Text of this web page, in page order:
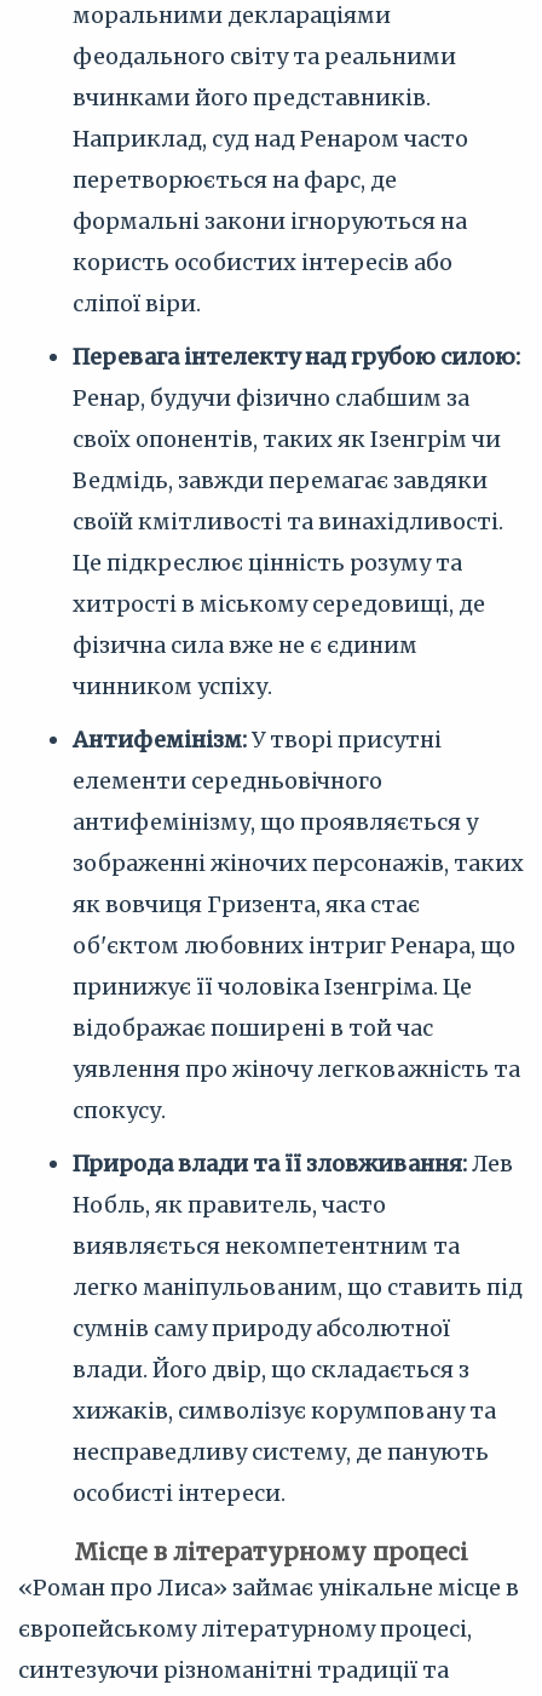
моральними деклараціями
феодального світу та реальними
вчинками його представників.
Наприклад, суд над Ренаром часто
перетворюється на фарс, де
формальні закони ігноруються на
користь особистих інтересів або
сліпої віри.
Перевага інтелекту над грубою силою:
Ренар, будучи фізично слабшим за
своїх опонентів, таких як Ізенгрім чи
Ведмідь, завжди перемагає завдяки
своїй кмітливості та винахідливості.
Це підкреслює цінність розуму та
хитрості в міському середовищі, де
фізична сила вже не є єдиним
чинником успіху.
Антифемінізм:У творі присутні
елементи середньовічного
антифемінізму, що проявляється у
зображенні жіночих персонажів, таких
як вовчиця Гризента, яка стає
об'єктом любовних інтриг Ренара, що
принижує її чоловіка Ізенгріма. Це
відображає поширені в той час
уявлення про жіночу легковажність та
спокусу.
Природа влади та її зловживання:Лев
Нобль, як правитель, часто
виявляється некомпетентним та
легко маніпульованим, що ставить під
сумнів саму природу абсолютної
влади. Його двір, що складається з
хижаків, символізує корумповану та
несправедливу систему, де панують
особисті інтереси.
Місце в літературному процесі
«Роман про Лиса» займає унікальне місце в
європейському літературному процесі,
синтезуючи різноманітні традиції та